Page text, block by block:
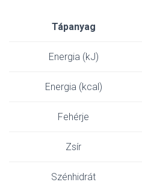
Tápanyag
Energia (kJ)
Energia (kcal)
Fehérje
Zsír
Szénhidrát